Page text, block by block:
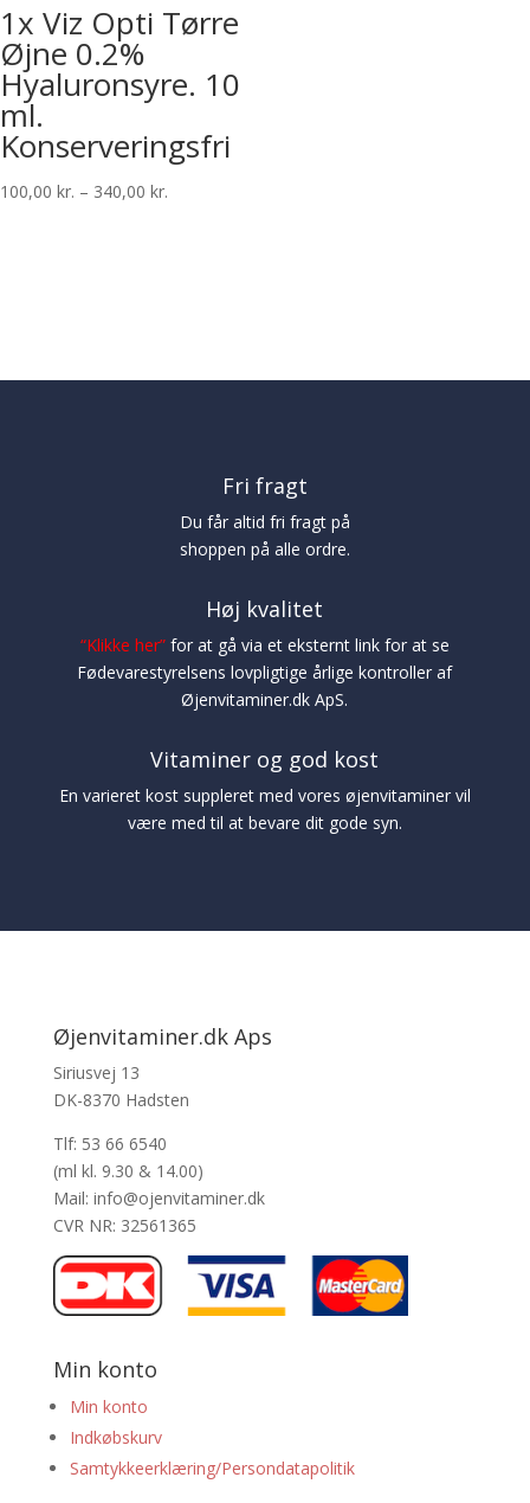
1x Viz Opti Tørre
Øjne 0.2%
Hyaluronsyre. 10
ml.
Konserveringsfri
100,00 kr. – 340,00 kr.
Fri fragt
Du får altid fri fragt på
shoppen på alle ordre.
Høj kvalitet
“Klikke her”for at gå via et eksternt link for at se
Fødevarestyrelsens lovpligtige årlige kontroller af
Øjenvitaminer.dk ApS.
Vitaminer og god kost
En varieret kost suppleret med vores øjenvitaminer vil
være med til at bevare dit gode syn.
Øjenvitaminer.dk Aps
Siriusvej 13
DK-8370 Hadsten
Tlf: 53 66 6540
(ml kl. 9.30 & 14.00)
Mail: info@ojenvitaminer.dk
CVR NR: 32561365
Min konto
Min konto
Indkøbskurv
Samtykkeerklæring/Persondatapolitik